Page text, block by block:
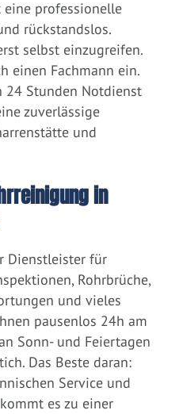
professionelle
rückstandslos.
selbst einzugreifen.
einen Fachmann ein.
24 Stunden Notdienst
zuverlässige
und
in
Dienstleister für
Rohrbrüche,
und vieles
pausenlos 24h am
Sonn- und Feiertagen
Das Beste daran:
Service und
es zu einer